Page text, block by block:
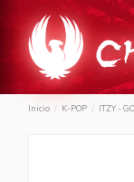
Inicio K-POP ITZY -